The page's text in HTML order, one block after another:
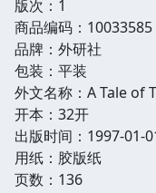
版次：1
商品编码：10033585
品牌：外研社
包装：平装
外文名称：A Tale of
开本：32开
出版时间：1997-01-
用纸：胶版纸
页数：136